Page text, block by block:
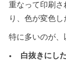
重なって印刷さ
り、色が変色し
特に多いのが、
白抜きにし